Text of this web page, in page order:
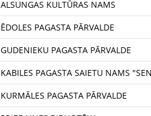
ALSUNGAS KULTŪRAS NAMS
ĒDOLES PAGASTA PĀRVALDE
GUDENIEKU PAGASTA PĀRVALDE
KABILES PAGASTA SAIETU NAMS
KURMĀLES PAGASTA PĀRVALDE